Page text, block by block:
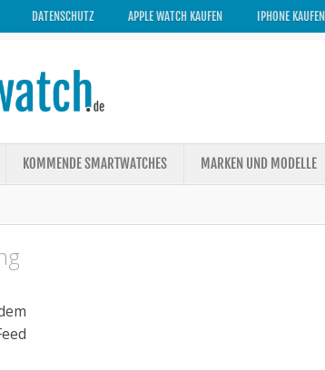
DATENSCHUTZ APPLE WATCH KAUFEN IPHONE KAUFEN
KOMMENDE SMARTWATCHES MARKEN UND MODELLE